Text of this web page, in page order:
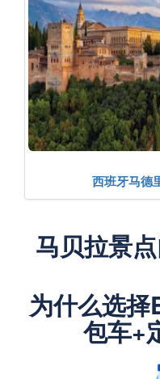
西班牙马德
马贝拉景
为什么选
包车+